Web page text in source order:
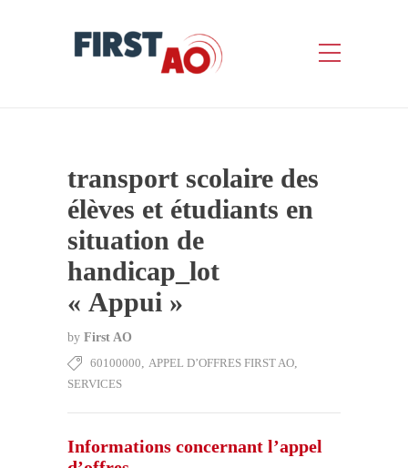
transport scolaire des
élèves et étudiants en
situation de
handicap_lot
« Appui »
by First AO
60100000, APPEL D’OFFRES FIRST AO,
SERVICES
Informations concernant l’appel